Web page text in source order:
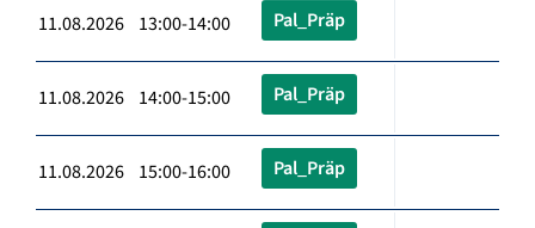
11.08.2026 13:00-14:00 Pal_Präp
11.08.2026 14:00-15:00 Pal_Präp
11.08.2026 15:00-16:00 Pal_Präp